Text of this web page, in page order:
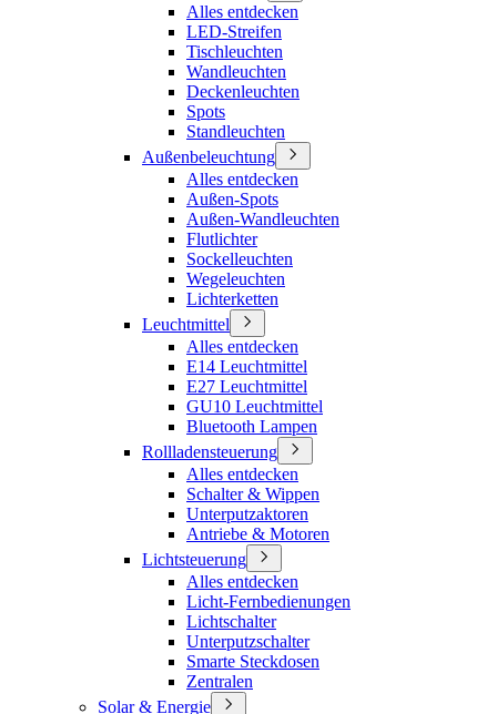
Alles entdecken
LED-Streifen
Tischleuchten
Wandleuchten
Deckenleuchten
Spots
Standleuchten
Außenbeleuchtung
Alles entdecken
Außen-Spots
Außen-Wandleuchten
Flutlichter
Sockelleuchten
Wegeleuchten
Lichterketten
Leuchtmittel
Alles entdecken
E14 Leuchtmittel
E27 Leuchtmittel
GU10 Leuchtmittel
Bluetooth Lampen
Rollladensteuerung
Alles entdecken
Schalter & Wippen
Unterputzaktoren
Antriebe & Motoren
Lichtsteuerung
Alles entdecken
Licht-Fernbedienungen
Lichtschalter
Unterputzschalter
Smarte Steckdosen
Zentralen
Solar & Energie